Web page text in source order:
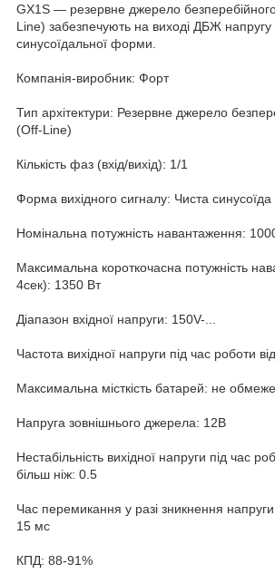
GX1S — резервне джерело
Line) забезпечують на виході ДБЖ напругу
синусоїдальної форми.
Компанія-виробник: Форт
Тип архітектури: Резервне джерело
(Off-Line)
Кількість фаз (вхід/вихід): 1/1
Форма вихідного сигналу: Чиста синусоїда
Номінальна потужність навантаження:
Максимальна короткочасна потужність
4сек): 1350 Вт
Діапазон вхідної напруги: 150V-...
Частота вихідної напруги під час роботи
Максимальна місткість батарей: не
Напруга зовнішнього джерела: 12В
Нестабільність вихідної напруги під час
більш ніж: 0.5
Час перемикання у разі зникнення
15 мс
КПД: 88-91%